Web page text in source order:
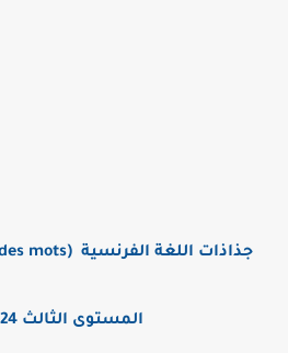
المستوى الثالث 2023.2024